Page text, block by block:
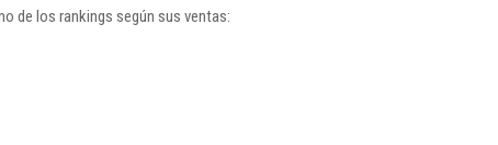
de los rankings según sus ventas: